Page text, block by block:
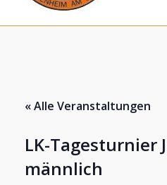
« Alle Veranstaltungen
LK-Tagesturnier
männlich